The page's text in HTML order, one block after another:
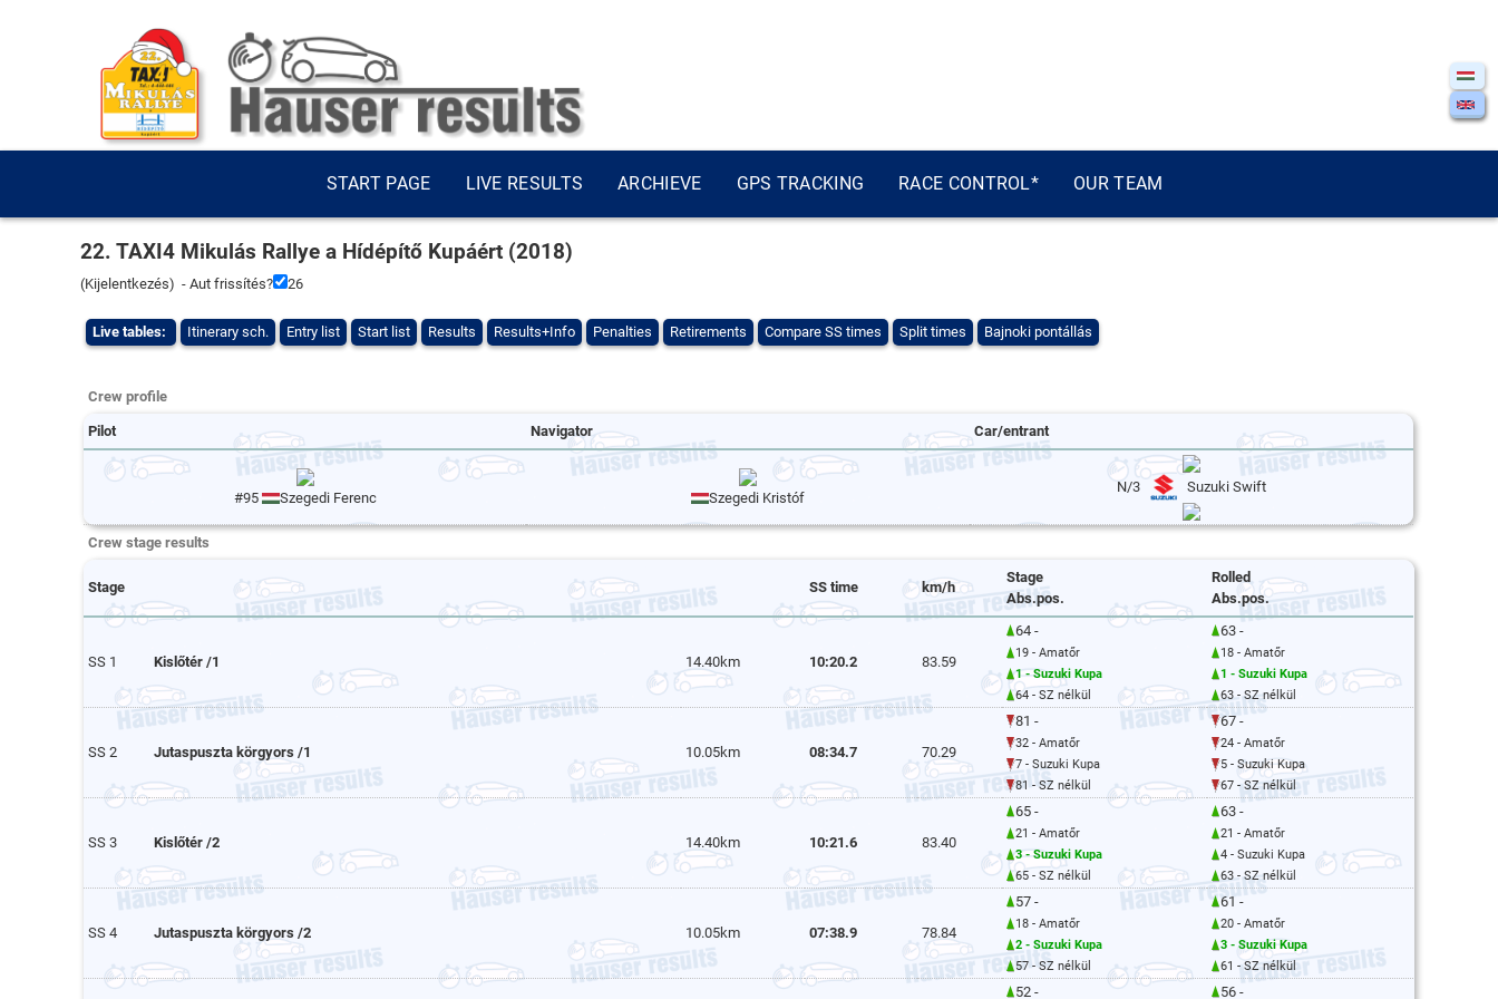
START PAGE LIVE RESULTS ARCHIEVE GPS TRACKING RACE CONTROL* OUR TEAM
22. TAXI4 Mikulás Rallye a Hídépítő Kupáért (2018)
(Kijelentkezés) - Aut frissítés? 25
Live tables: Itinerary sch. Entry list Start list Results Results+Info Penalties Retirements Compare SS times Split times Bajnoki pontállás
Crew profile
Pilot Navigator Car/entrant
#95 Szegedi Ferenc Szegedi Kristóf
N/3 Suzuki Swift
Crew stage results
Stage SS time km/h
Stage
Abs.pos.
Rolled
Abs.pos.
SS 1 Kislőtér /1 14.40km 10:20.2 83.59
64 -
19 - Amatőr
1 - Suzuki Kupa
64 - SZ nélkül
63 -
18 - Amatőr
1 - Suzuki Kupa
63 - SZ nélkül
SS 2 Jutaspuszta körgyors /1 10.05km 08:34.7 70.29
81 -
32 - Amatőr
7 - Suzuki Kupa
81 - SZ nélkül
67 -
24 - Amatőr
5 - Suzuki Kupa
67 - SZ nélkül
SS 3 Kislőtér /2 14.40km 10:21.6 83.40
65 -
21 - Amatőr
3 - Suzuki Kupa
65 - SZ nélkül
63 -
21 - Amatőr
4 - Suzuki Kupa
63 - SZ nélkül
SS 4 Jutaspuszta körgyors /2 10.05km 07:38.9 78.84
57 -
18 - Amatőr
2 - Suzuki Kupa
57 - SZ nélkül
61 -
20 - Amatőr
3 - Suzuki Kupa
61 - SZ nélkül
52 - 56 -